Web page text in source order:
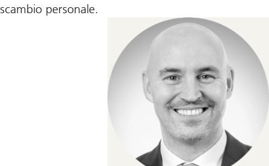
scambio personale.